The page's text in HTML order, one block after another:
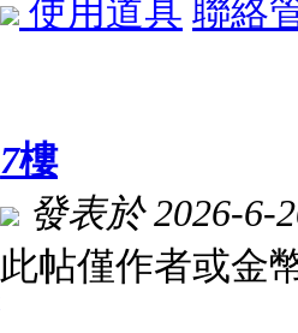
使用道具 聯絡
7樓
發表於 2026-6-
此帖僅作者或金